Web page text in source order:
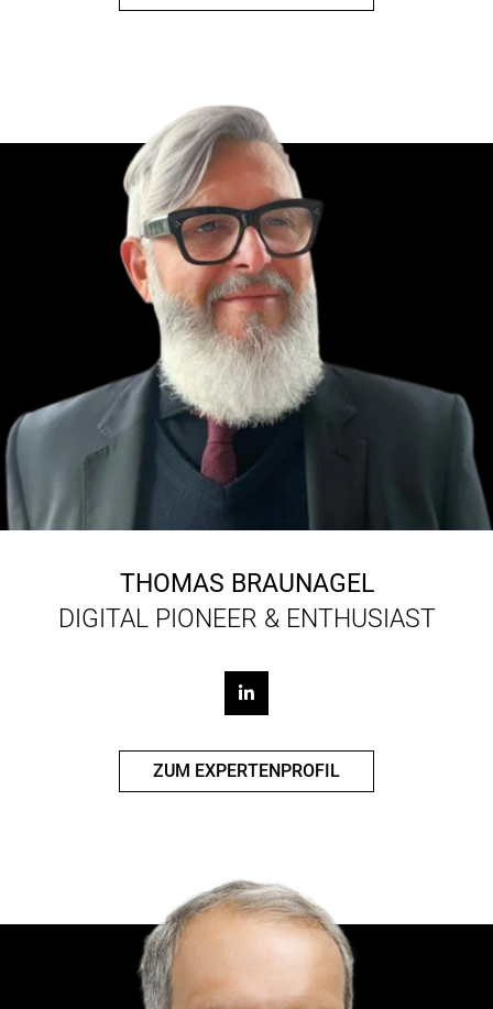
THOMAS BRAUNAGEL
DIGITAL PIONEER & ENTHUSIAST
ZUM EXPERTENPROFIL